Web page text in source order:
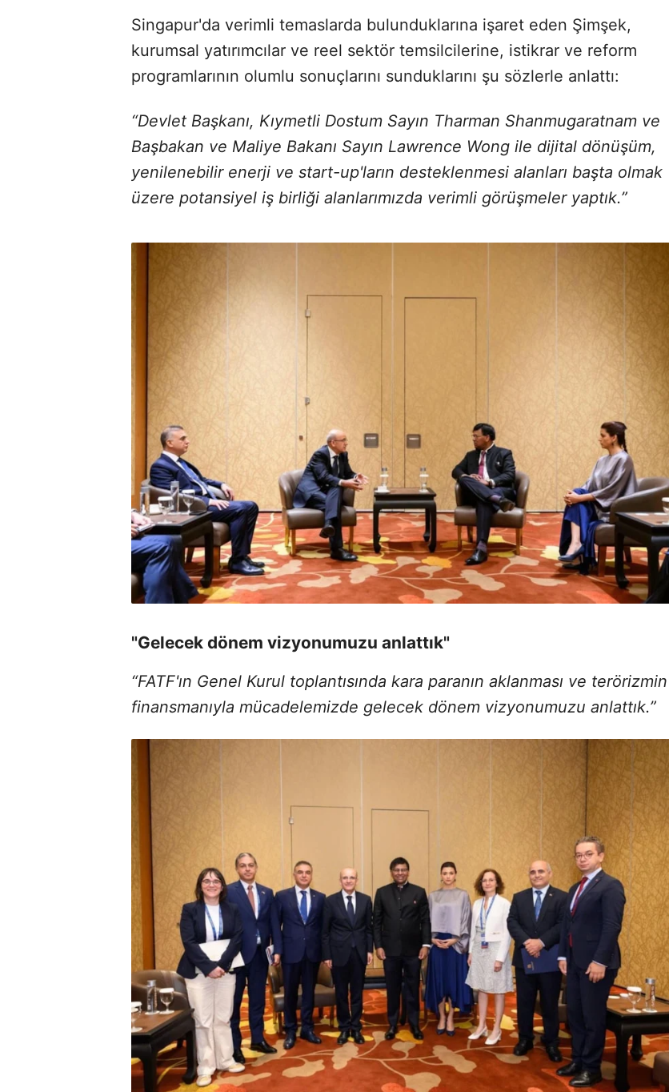
Singapur'da verimli temaslarda bulunduklarına işaret eden Şimşek,
kurumsal yatırımcılar ve reel sektör temsilcilerine, istikrar ve reform
programlarının olumlu sonuçlarını sunduklarını şu sözlerle anlattı:
“Devlet Başkanı, Kıymetli Dostum Sayın Tharman Shanmugaratnam ve
Başbakan ve Maliye Bakanı Sayın Lawrence Wong ile dijital dönüşüm,
yenilenebilir enerji ve start-up'ların desteklenmesi alanları başta olmak
üzere potansiyel iş birliği alanlarımızda verimli görüşmeler yaptık.”
"Gelecek dönem vizyonumuzu anlattık"
“FATF'ın Genel Kurul toplantısında kara paranın aklanması ve terörizmin
finansmanıyla mücadelemizde gelecek dönem vizyonumuzu anlattık.”